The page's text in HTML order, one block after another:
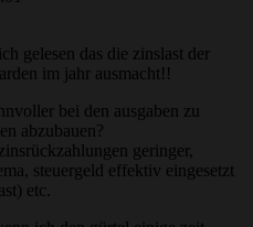
gelesen das die zinslast der
im jahr ausmacht!!
bei den ausgaben zu
abzubauen?
geringer,
steuergeld effektiv eingesetzt
etc.